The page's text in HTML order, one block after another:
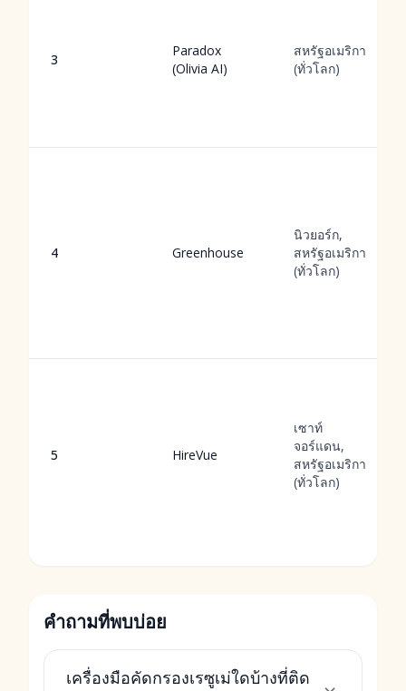
3
Paradox
(Olivia AI)
สหรัฐอเมริกา
(ทั่วโลก)
4 Greenhouse
นิวยอร์ก,
สหรัฐอเมริกา
(ทั่วโลก)
5 HireVue
เซาท์
จอร์แดน,
สหรัฐอเมริกา
(ทั่วโลก)
คำถามที่พบบ่อย
เครื่องมือคัดกรองเรซูเม่ใดบ้างที่ติด